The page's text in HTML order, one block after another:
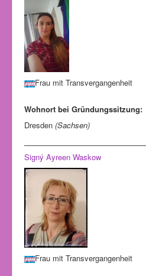
Frau mit Transvergangenheit
Wohnort bei Gründungssitzung:
Dresden (Sachsen)
Signý Ayreen Waskow
Frau mit Transvergangenheit